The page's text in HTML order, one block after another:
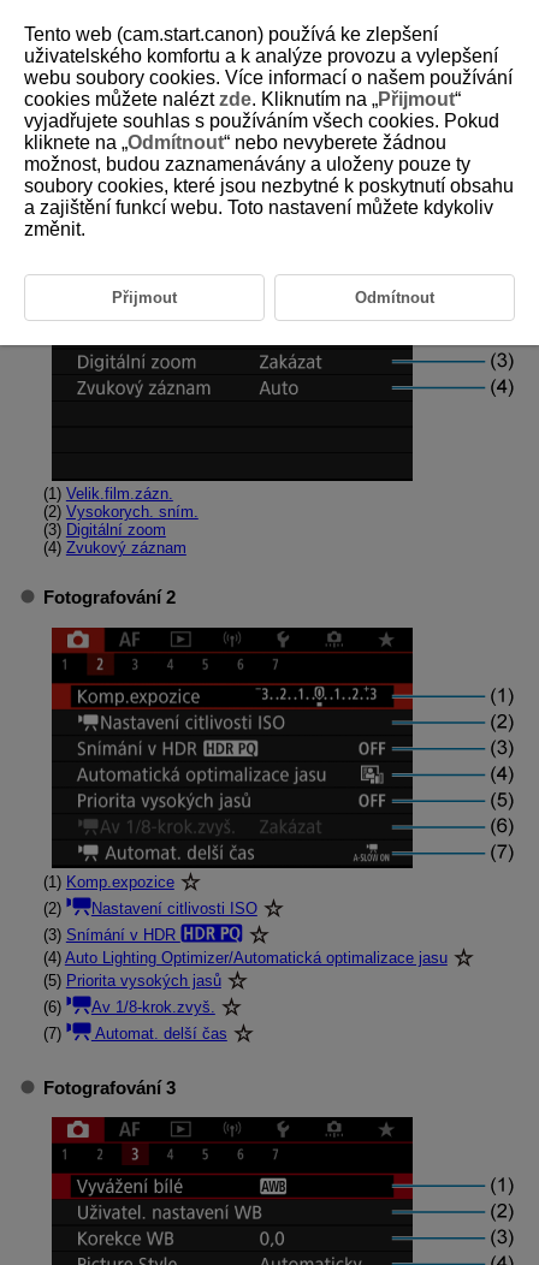
D180-103
Nabídky na kartě: Záznam filmu
Snímání 1
(1) Velik.film.zázn.
(2) Vysokorych. sním.
(3) Digitální zoom
(4) Zvukový záznam
Fotografování 2
(1) Komp.expozice
(2)
Nastavení citlivosti ISO
(3) Snímání v HDR
(4) Auto Lighting Optimizer/Automatická optimalizace jasu
(5) Priorita vysokých jasů
(6)
Av 1/8-krok.zvyš.
(7)
Automat. delší čas
Fotografování 3
Tento web (cam.start.canon) používá ke zlepšení
uživatelského komfortu a k analýze provozu a vylepšení
webu soubory cookies. Více informací o našem používání
cookies můžete naléztzde. Kliknutím na „Přijmout“
vyjadřujete souhlas s používáním všech cookies. Pokud
kliknete na „Odmítnout“ nebo nevyberete žádnou
možnost, budou zaznamenávány a uloženy pouze ty
soubory cookies, které jsou nezbytné k poskytnutí obsahu
a zajištění funkcí webu. Toto nastavení můžete kdykoliv
změnit.
Přijmout Odmítnout